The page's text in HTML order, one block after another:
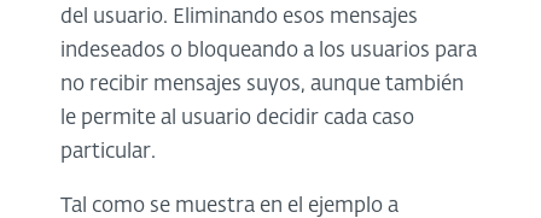
del usuario. Eliminando esos mensajes
indeseados o bloqueando a los usuarios para
no recibir mensajes suyos, aunque también
le permite al usuario decidir cada caso
particular.
Tal como se muestra en el ejemplo a